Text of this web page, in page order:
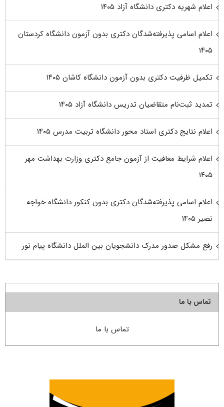
اعلام شهریه دکتری دانشگاه آزاد ۱۴۰۵
اعلام اسامی پذیرفته‌شدگان دکتری بدون آزمون دانشگاه کردستان
۱۴۰۵
تکمیل ظرفیت دکتری بدون آزمون دانشگاه کاشان ۱۴۰۵
تمدید ثبت‌نام متقاضیان تدریس دانشگاه آزاد ۱۴۰۵
اعلام نتایج دکتری استاد محور دانشگاه تربیت مدرس ۱۴۰۵
اعلام شرایط معافیت از آزمون جامع دکتری وزارت بهداشت مهر
۱۴۰۵
اعلام اسامی پذیرفته‌شدگان دکتری بدون کنکور دانشگاه خواجه
نصیر ۱۴۰۵
رفع مشکل صدور مدرک دانشجویان بین الملل دانشگاه پیام نور
تماس با ما
تماس با ما